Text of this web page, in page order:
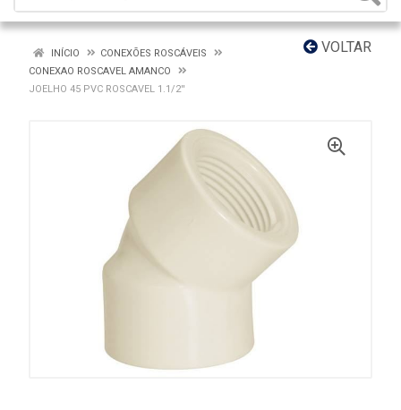
VOLTAR
INÍCIO
CONEXÕES ROSCÁVEIS
CONEXAO ROSCAVEL AMANCO
JOELHO 45 PVC ROSCAVEL 1.1/2''